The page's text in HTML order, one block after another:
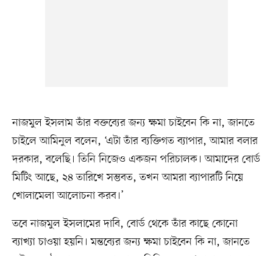
নাজমুল ইসলাম তাঁর বক্তব্যের জন্য ক্ষমা চাইবেন কি না, জানতে
চাইলে আমিনুল বলেন, ‘এটা তাঁর ব্যক্তিগত ব্যাপার, আমার বলার
দরকার, বলেছি। তিনি নিজেও একজন পরিচালক। আমাদের বোর্ড
মিটিং আছে, ২৪ তারিখে সম্ভবত, তখন আমরা ব্যাপারটি নিয়ে
খোলামেলা আলোচনা করব।’
তবে নাজমুল ইসলামের দাবি, বোর্ড থেকে তাঁর কাছে কোনো
ব্যাখ্যা চাওয়া হয়নি। মন্তব্যের জন্য ক্ষমা চাইবেন কি না, জানতে